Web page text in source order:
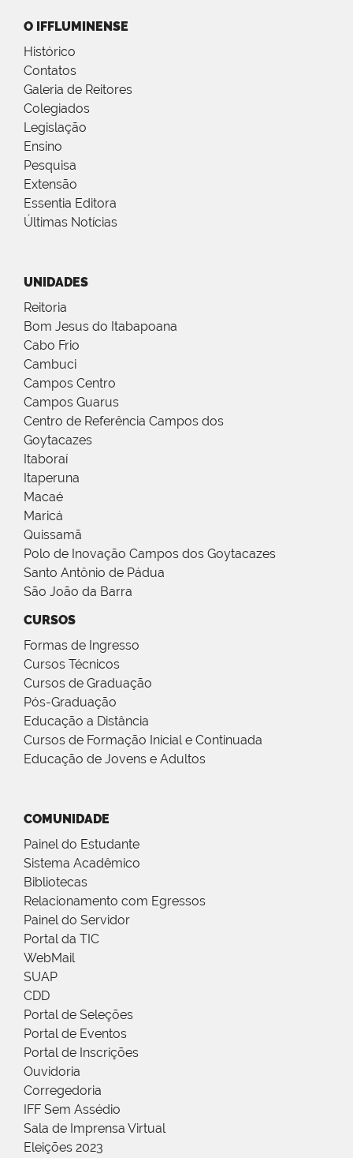
O IFFLUMINENSE
Histórico
Contatos
Galeria de Reitores
Colegiados
Legislação
Ensino
Pesquisa
Extensão
Essentia Editora
Últimas Notícias
UNIDADES
Reitoria
Bom Jesus do Itabapoana
Cabo Frio
Cambuci
Campos Centro
Campos Guarus
Centro de Referência Campos dos
Goytacazes
Itaboraí
Itaperuna
Macaé
Maricá
Quissamã
Polo de Inovação Campos dos Goytacazes
Santo Antônio de Pádua
São João da Barra
CURSOS
Formas de Ingresso
Cursos Técnicos
Cursos de Graduação
Pós-Graduação
Educação a Distância
Cursos de Formação Inicial e Continuada
Educação de Jovens e Adultos
COMUNIDADE
Painel do Estudante
Sistema Acadêmico
Bibliotecas
Relacionamento com Egressos
Painel do Servidor
Portal da TIC
WebMail
SUAP
CDD
Portal de Seleções
Portal de Eventos
Portal de Inscrições
Ouvidoria
Corregedoria
IFF Sem Assédio
Sala de Imprensa Virtual
Eleições 2023